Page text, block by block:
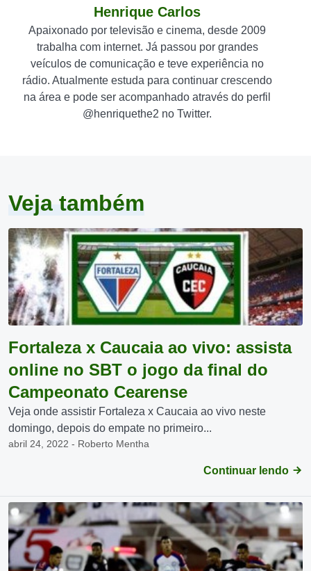
Henrique Carlos
Apaixonado por televisão e cinema, desde 2009
trabalha com internet. Já passou por grandes
veículos de comunicação e teve experiência no
rádio. Atualmente estuda para continuar crescendo
na área e pode ser acompanhado através do perfil
@henriquethe2 no Twitter.
Veja também
Fortaleza x Caucaia ao vivo: assista
online no SBT o jogo da final do
Campeonato Cearense
Veja onde assistir Fortaleza x Caucaia ao vivo neste
domingo, depois do empate no primeiro...
abril 24, 2022 - Roberto Mentha
Continuar lendo